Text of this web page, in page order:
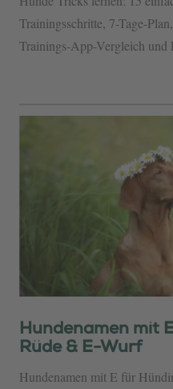
Trainingsschritte, 7-Tage-
Trainings-App-Vergleich und
Hundenamen mit
Rüde & E-Wurf
Hundenamen mit E für